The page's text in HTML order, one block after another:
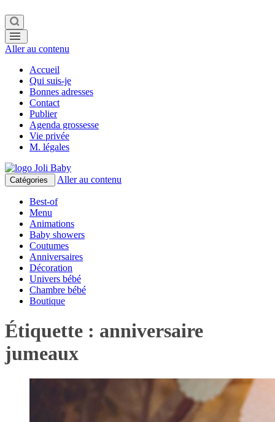
Aller au contenu
Accueil
Qui suis-je
Bonnes adresses
Contact
Publier
Agenda grossesse
Vie privée
M. légales
Catégories Aller au contenu
Best-of
Menu
Animations
Baby showers
Coutumes
Anniversaires
Décoration
Univers bébé
Chambre bébé
Boutique
Étiquette : anniversaire
jumeaux